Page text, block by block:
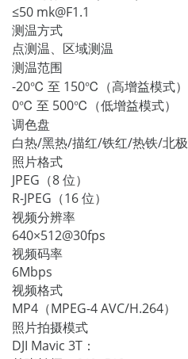
≤50 mk@F1.1
测温方式
点测温、区域测温
测温范围
-20℃ 至 150℃（高增益模式）
0℃ 至 500℃（低增益模式）
调色盘
白热/黑热/描红/铁红/热铁/北
照片格式
JPEG（8 位）
R-JPEG（16 位）
视频分辨率
640×512@30fps
视频码率
6Mbps
视频格式
MP4（MPEG-4 AVC/H.264）
照片拍摄模式
DJI Mavic 3T：